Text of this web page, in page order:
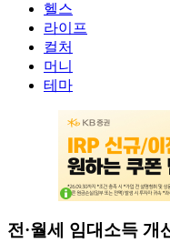
헬스
라이프
컬처
머니
테마
전·월세 임대소득 개